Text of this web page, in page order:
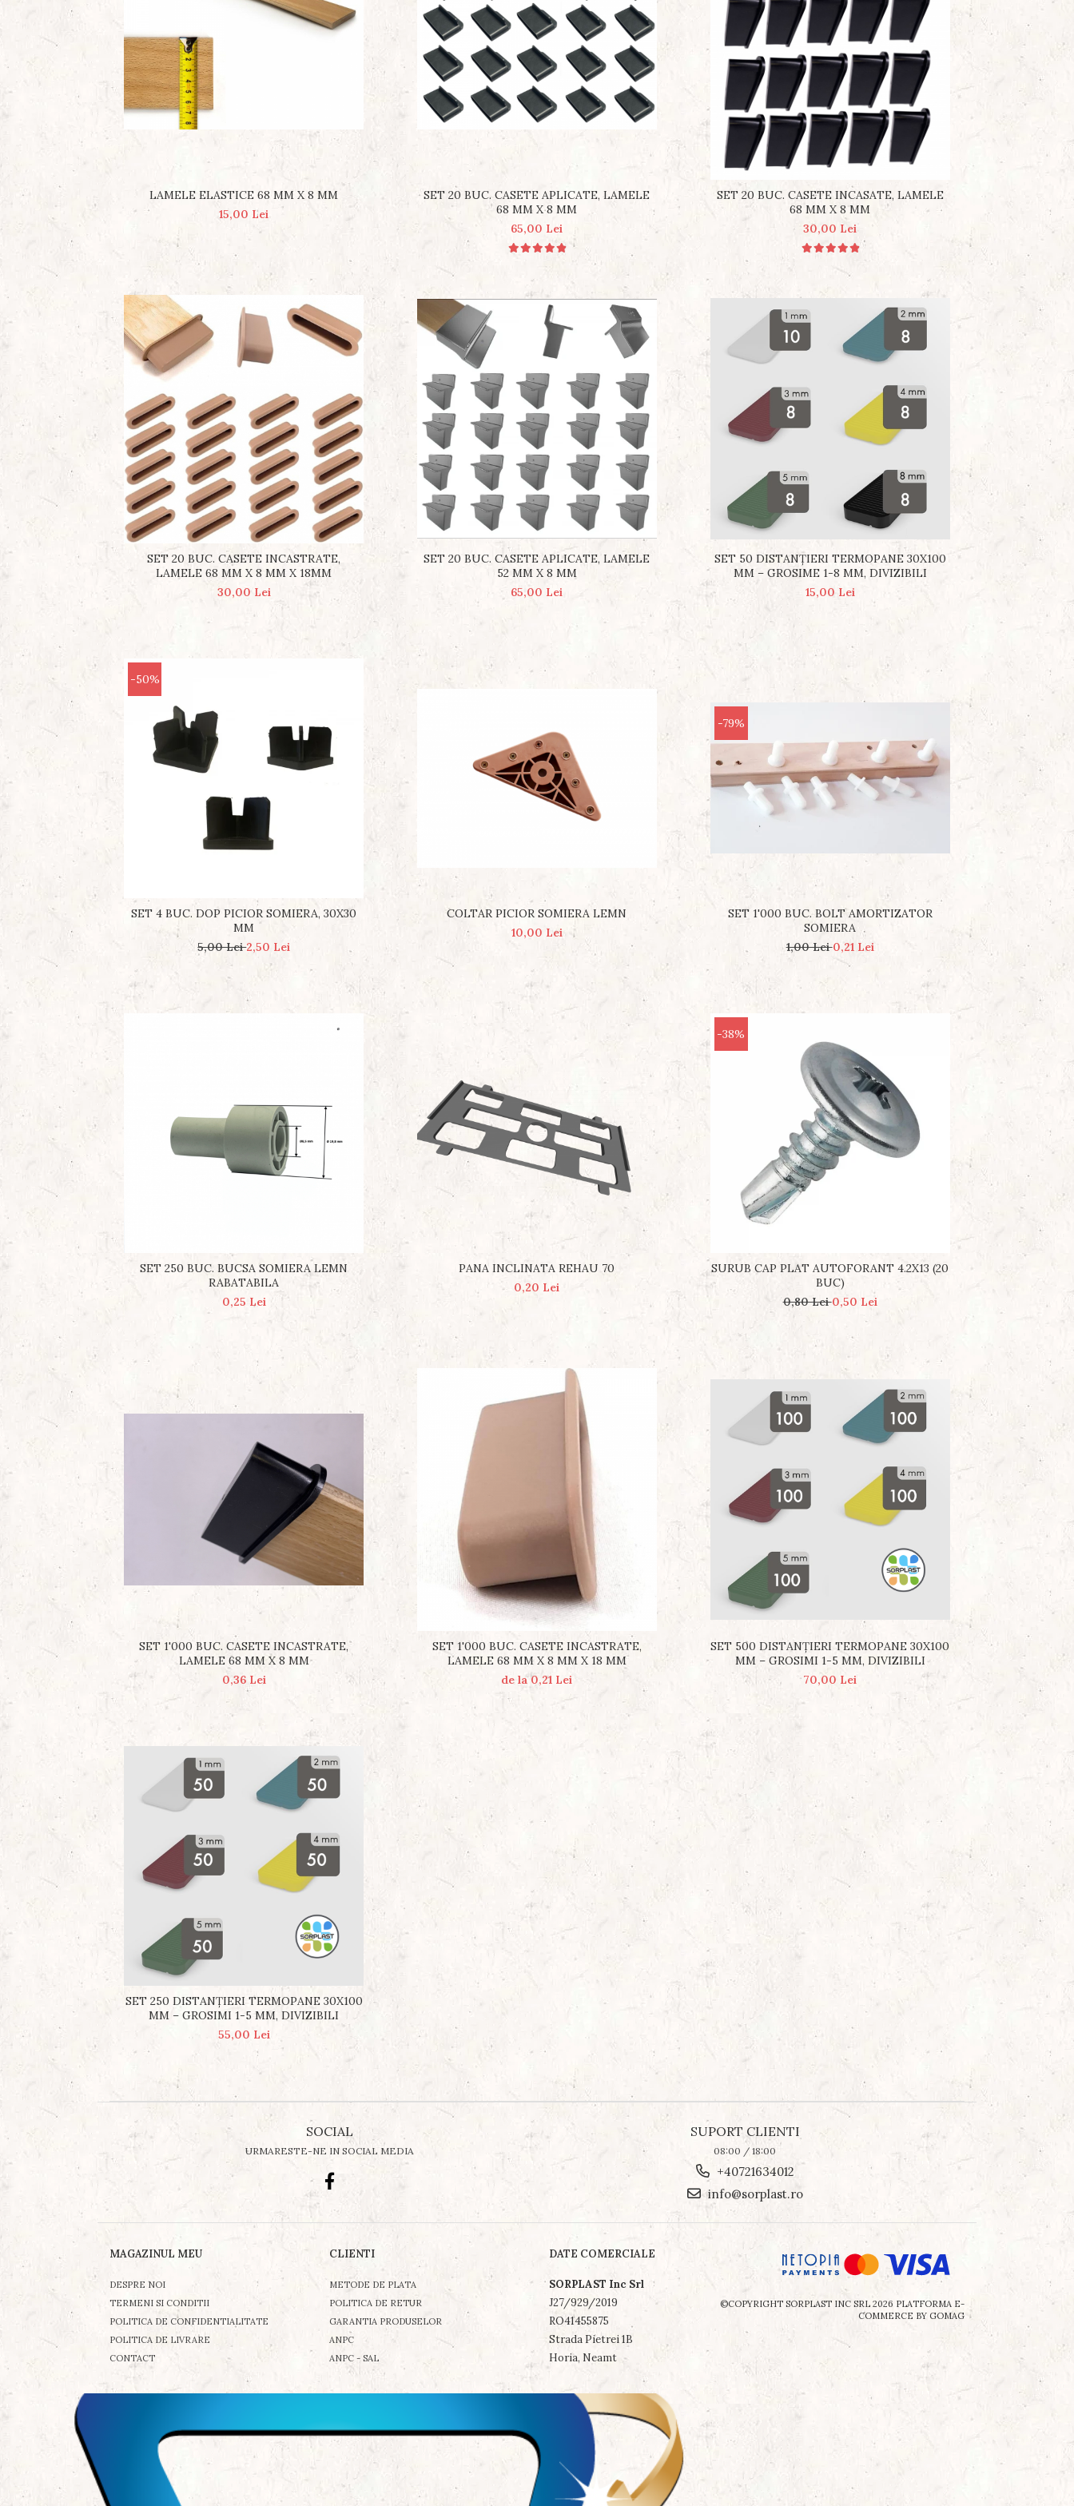
LAMELE ELASTICE 68 MM X 8 MM
15,00 Lei
SET 20 BUC. CASETE APLICATE, LAMELE
68 MM X 8 MM
65,00 Lei
SET 20 BUC. CASETE INCASATE, LAMELE
68 MM X 8 MM
30,00 Lei
SET 20 BUC. CASETE INCASTRATE,
LAMELE 68 MM X 8 MM X 18MM
30,00 Lei
SET 20 BUC. CASETE APLICATE, LAMELE
52 MM X 8 MM
65,00 Lei
SET 50 DISTANȚIERI TERMOPANE 30X100
MM – GROSIME 1-8 MM, DIVIZIBILI
15,00 Lei
-50%
SET 4 BUC. DOP PICIOR SOMIERA, 30X30
MM
5,00 Lei2,50 Lei
COLTAR PICIOR SOMIERA LEMN
10,00 Lei
-79%
SET 1'000 BUC. BOLT AMORTIZATOR
SOMIERA
1,00 Lei0,21 Lei
SET 250 BUC. BUCSA SOMIERA LEMN
RABATABILA
0,25 Lei
PANA INCLINATA REHAU 70
0,20 Lei
-38%
SURUB CAP PLAT AUTOFORANT 4.2X13 (20
BUC)
0,80 Lei0,50 Lei
SET 1'000 BUC. CASETE INCASTRATE,
LAMELE 68 MM X 8 MM
0,36 Lei
SET 1'000 BUC. CASETE INCASTRATE,
LAMELE 68 MM X 8 MM X 18 MM
de la 0,21 Lei
SET 500 DISTANȚIERI TERMOPANE 30X100
MM – GROSIMI 1-5 MM, DIVIZIBILI
70,00 Lei
SET 250 DISTANȚIERI TERMOPANE 30X100
MM – GROSIMI 1-5 MM, DIVIZIBILI
55,00 Lei
SOCIAL
URMARESTE-NE IN SOCIAL MEDIA
SUPORT CLIENTI
08:00 / 18:00
+40721634012
info@sorplast.ro
MAGAZINUL MEU
DESPRE NOI
TERMENI SI CONDITII
POLITICA DE CONFIDENTIALITATE
POLITICA DE LIVRARE
CONTACT
CLIENTI
METODE DE PLATA
POLITICA DE RETUR
GARANTIA PRODUSELOR
ANPC
ANPC - SAL
DATE COMERCIALE
SORPLAST Inc Srl
J27/929/2019
RO41455875
Strada Pietrei 1B
Horia, Neamt
©COPYRIGHT SORPLAST INC SRL 2026 PLATFORMA E-
COMMERCE BY GOMAG